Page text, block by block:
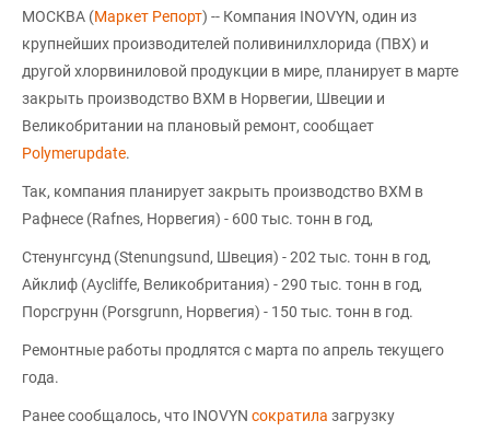
МОСКВА (Маркет Репорт) -- Компания INOVYN, один из
крупнейших производителей поливинилхлорида (ПВХ) и
другой хлорвиниловой продукции в мире, планирует в марте
закрыть производство ВХМ в Норвегии, Швеции и
Великобритании на плановый ремонт, сообщает
Polymerupdate.
Так, компания планирует закрыть производство ВХМ в
Рафнесе (Rafnes, Норвегия) - 600 тыс. тонн в год,
Стенунгсунд (Stenungsund, Швеция) - 202 тыс. тонн в год,
Айклиф (Aycliffe, Великобритания) - 290 тыс. тонн в год,
Порсгрунн (Porsgrunn, Норвегия) - 150 тыс. тонн в год.
Ремонтные работы продлятся с марта по апрель текущего
года.
Ранее сообщалось, что INOVYN сократила загрузку